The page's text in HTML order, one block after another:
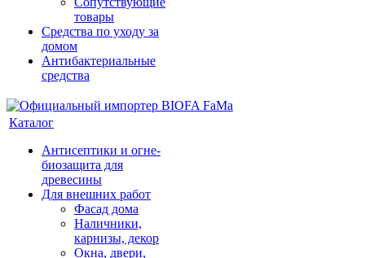
товары
Средства по уходу за
домом
Антибактериальные
средства
Каталог
Антисептики и огне-
биозащита для
древесины
Для внешних работ
Фасад дома
Наличники,
карнизы, декор
Окна, двери,